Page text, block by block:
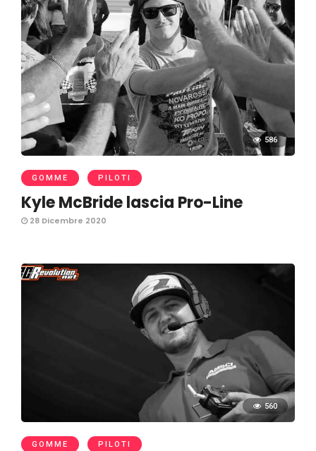
586
GOMME PILOTI
Kyle McBride lascia Pro-Line
28 Dicembre 2020
560
GOMME PILOTI